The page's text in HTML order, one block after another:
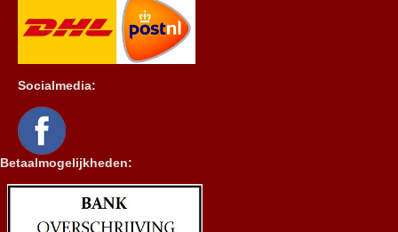
Socialmedia:
Betaalmogelijkheden: